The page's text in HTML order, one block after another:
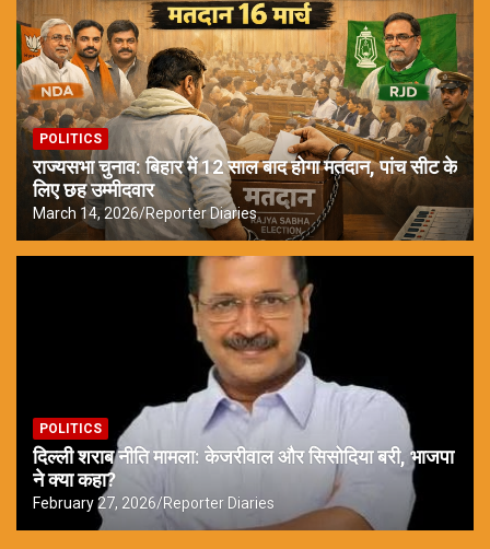
POLITICS
राज्यसभा चुनाव: बिहार में 12 साल बाद होगा मतदान, पांच सीट के
लिए छह उम्मीदवार
March 14, 2026 Reporter Diaries
POLITICS
दिल्ली शराब नीति मामला: केजरीवाल और सिसोदिया बरी, भाजपा
ने क्या कहा?
February 27, 2026 Reporter Diaries